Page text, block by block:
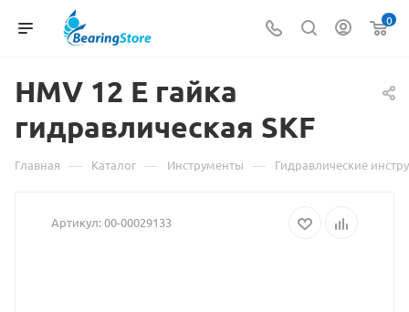
0
HMV 12 E гайка
гидравлическая Материал
о
HMV
SKF
Главная — Каталог — Инструменты — Гидравлические
Артикул:00-00029133